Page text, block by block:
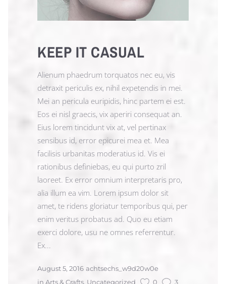
KEEP IT CASUAL
Alienum phaedrum torquatos nec eu, vis
detraxit periculis ex, nihil expetendis in mei.
Mei an pericula euripidis, hinc partem ei est.
Eos ei nisl graecis, vix aperiri consequat an.
Eius lorem tincidunt vix at, vel pertinax
sensibus id, error epicurei mea et. Mea
facilisis urbanitas moderatius id. Vis ei
rationibus definiebas, eu qui purto zril
laoreet. Ex error omnium interpretaris pro,
alia illum ea vim. Lorem ipsum dolor sit
amet, te ridens gloriatur temporibus qui, per
enim veritus probatus ad. Quo eu etiam
exerci dolore, usu ne omnes referrentur.
Ex...
August 5, 2016 achtsechs_w9d20w0e
in Arts & Crafts, Uncategorized 0 3